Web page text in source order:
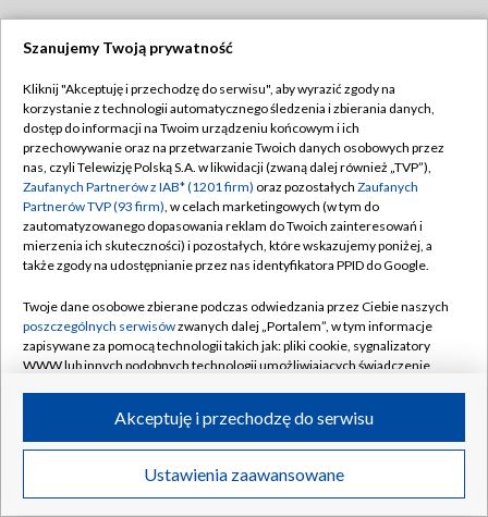
TVP
Abonament TVP
Emisja w TVP
Centrum informacji TVP
Naziemna Telewizja Cyfrowa
Rada Programowa
System NOS
Informacje o nadawcy
Program dla prasy
Ogłoszenie przetargowe
Regulamin TVP
Polityka prywatności
Moje zgody
Pomoc
Kontakt
Kanały
©2026 Telewizja Polska S.A. w likwidacji
Szanujemy Twoją prywatność
Kliknij "Akceptuję i przechodzę do serwisu", aby wyrazić zgody na
korzystanie z technologii automatycznego śledzenia i zbierania danych,
dostęp do informacji na Twoim urządzeniu końcowym i ich
przechowywanie oraz na przetwarzanie Twoich danych osobowych przez
nas, czyli Telewizję Polską S.A. w likwidacji (zwaną dalej również „TVP”),
Zaufanych Partnerów z IAB* (1201 firm) oraz pozostałych Zaufanych
Partnerów TVP (93 firm), w celach marketingowych (w tym do
zautomatyzowanego dopasowania reklam do Twoich zainteresowań i
mierzenia ich skuteczności) i pozostałych, które wskazujemy poniżej, a
także zgody na udostępnianie przez nas identyfikatora PPID do Google.
Twoje dane osobowe zbierane podczas odwiedzania przez Ciebie naszych
poszczególnych serwisówzwanych dalej „Portalem”, w tym informacje
zapisywane za pomocą technologii takich jak: pliki cookie, sygnalizatory
WWW lub innych podobnych technologii umożliwiających świadczenie
ruchu w Internecie.
Twoje dane osobowe zbierane podczas odwiedzania przez Ciebie
poszczególnych serwisówna Portalu, takie jak adresy IP, identyfikatory
Ustawienia zaawansowane
Akceptuję i przechodzę do serwisu